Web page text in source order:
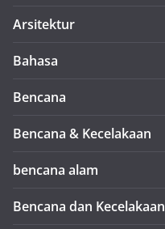
Arsitektur
Bahasa
Bencana
Bencana & Kecelakaan
bencana alam
Bencana dan Kecelakaan